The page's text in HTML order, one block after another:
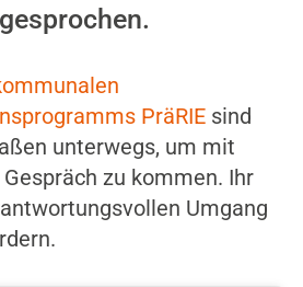
PräRIE sind
unterwegs, um mit
zu kommen. Ihr
Umgang